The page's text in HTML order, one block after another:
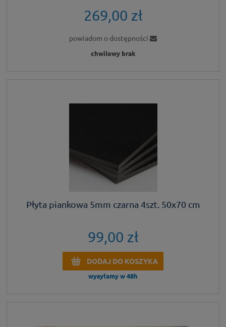
269,00 zł
powiadom o dostępności
chwilowy brak
Płyta piankowa 5mm czarna 4szt. 50x70 cm
99,00 zł
DODAJ DO KOSZYKA
wysyłamy w 48h